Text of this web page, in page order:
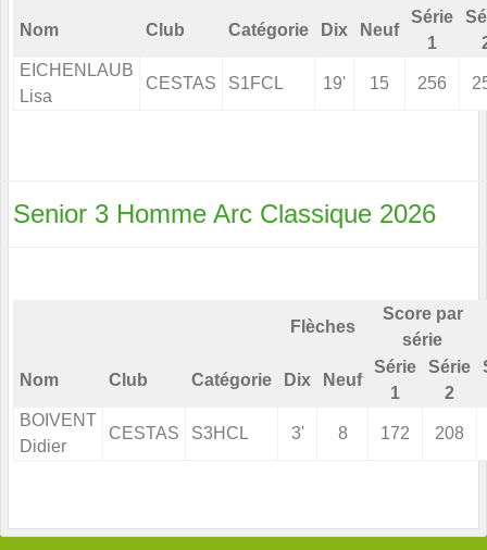
Nom Club Catégorie Dix Neuf
Série
1
EICHENLAUB
Lisa
CESTAS S1FCL 19' 15 256
Senior 3 Homme Arc Classique 2026
Flèches
Score par
série
Nom Club Catégorie Dix Neuf
Série
1
Série
2
BOIVENT
Didier
CESTAS S3HCL 3' 8 172 208